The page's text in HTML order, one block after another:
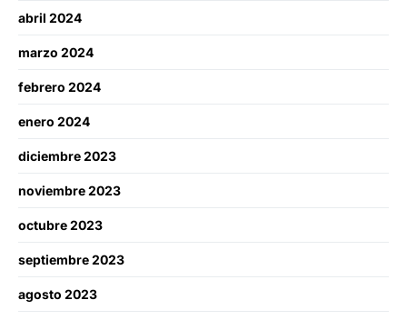
abril 2024
marzo 2024
febrero 2024
enero 2024
diciembre 2023
noviembre 2023
octubre 2023
septiembre 2023
agosto 2023